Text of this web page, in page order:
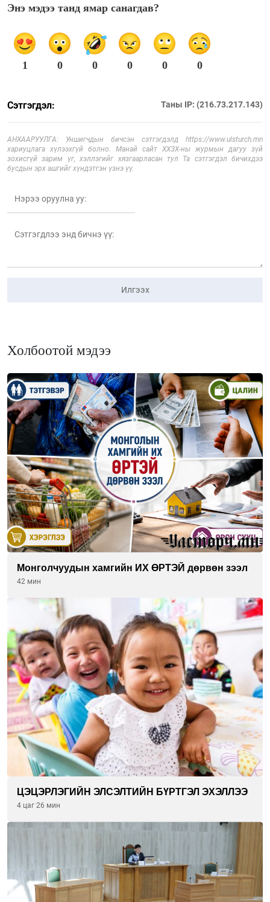
Энэ мэдээ танд ямар санагдав?
1 0 0 0 0 0
Сэтгэгдэл: Таны IP: (216.73.217.143)
АНХААРУУЛГА: Уншигчдын бичсэн сэтгэгдэлд https://www.ulsturch.mn
хариуцлага хүлээхгүй болно. Манай сайт ХХЗХ-ны журмын дагуу зүй
зохисгүй зарим үг, хэллэгийг хязгаарласан тул Та сэтгэгдэл бичихдээ
бусдын эрх ашгийг хүндэтгэн үзнэ үү.
Илгээх
Холбоотой мэдээ
Монголчуудын хамгийн ИХ ӨРТЭЙ дөрвөн зээл
42 мин
ЦЭЦЭРЛЭГИЙН ЭЛСЭЛТИЙН БҮРТГЭЛ ЭХЭЛЛЭЭ
4 цаг 26 мин